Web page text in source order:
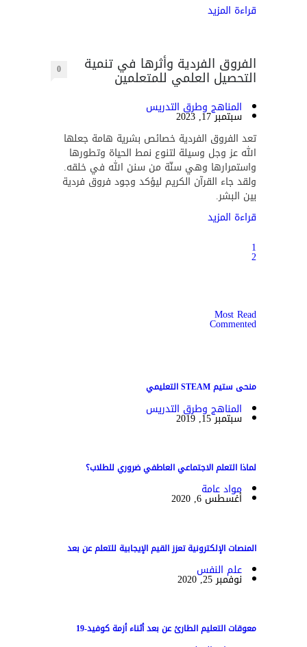
قراءة المزيد
الفروق الفردية وأثرها في تنمية
التحصيل العلمي للمتعلمين 0
المناهج وطرق التدريس
سبتمبر 17, 2023
تعد الفروق الفردية خصائص بشرية هامة جعلها
الله عز وجل وسيلة لتنوع نمط الحياة وتطورها
واستمرارها وهي سنّة من سنن الله في خلقه.
ولقد جاء القرآن الكريم ليؤكد وجود فروق فردية
بين البشر.
قراءة المزيد
1
2
Most Read
Commented
منحى ستيم STEAM التعليمي
المناهج وطرق التدريس
سبتمبر 15, 2019
لماذا التعلم الاجتماعي العاطفي ضروري للطلاب؟
مواد عامة
أغسطس 6, 2020
المنصات الإلكترونية تعزز القيم الإيجابية للتعلم عن بعد
علم النفس
نوفمبر 25, 2020
معوقات التعليم الطارئ عن بعد أثناء أزمة كوفيد-19